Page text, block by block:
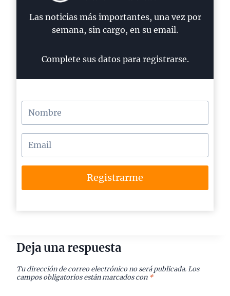
Las noticias más importantes, una vez por
semana, sin cargo, en su email.
Complete sus datos para registrarse.
Registrarme
Deja una respuesta
Tu dirección de correo electrónico no será publicada. Los
campos obligatorios están marcados con *